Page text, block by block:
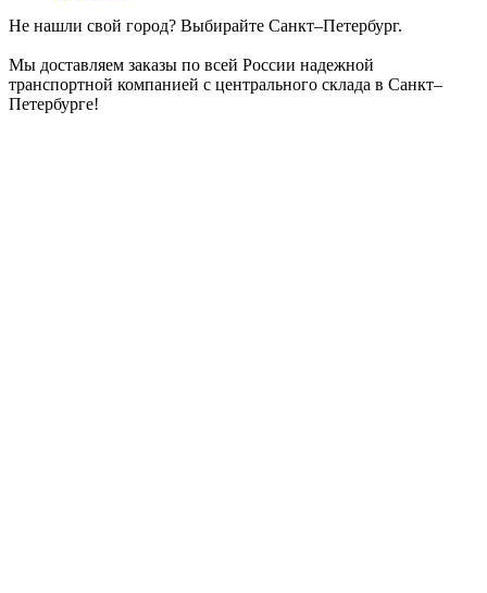
Не нашли свой город? Выбирайте Санкт–Петербург.
Мы доставляем заказы по всей России надежной
транспортной компанией с центрального склада в Санкт–
Петербурге!